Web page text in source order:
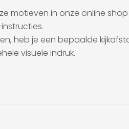
motieven in onze online
je een bepaalde
visuele indruk.